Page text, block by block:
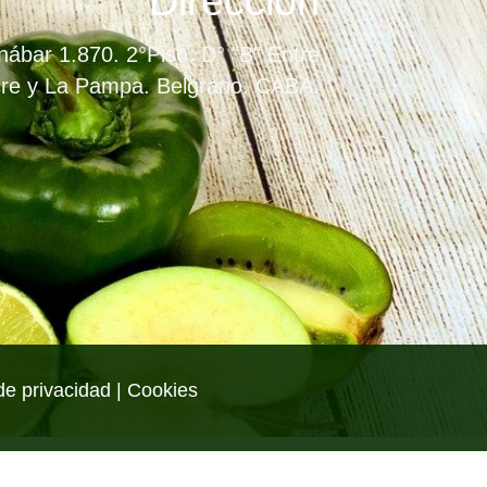
1.870. 2°Piso. D° "B" Entre
y La Pampa. Belgrano. CABA.
privacidad | Cookies